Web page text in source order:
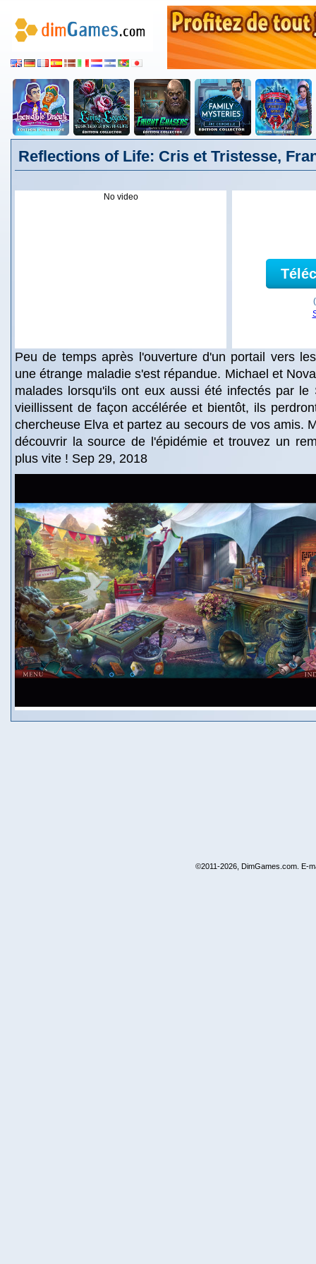
Reflections of Life: Cris et Tristesse,
No video
Peu de temps après l'ouverture d'un portail vers
une étrange maladie s'est répandue. Michael et
malades lorsqu'ils ont eux aussi été infectés par le
vieillissent de façon accélérée et bientôt, ils
chercheuse Elva et partez au secours de vos amis.
découvrir la source de l'épidémie et trouvez un
plus vite ! Sep 29, 2018
©2011-2026, DimGames.com. E-